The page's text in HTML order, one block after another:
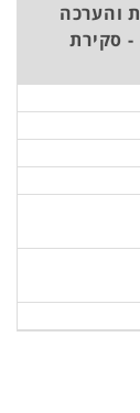
והערכה
- סקירת